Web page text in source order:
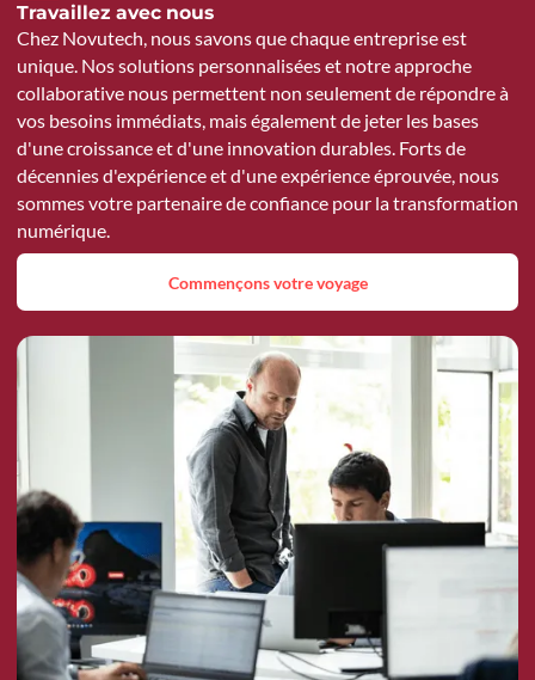
Travaillez avec nous
Chez Novutech, nous savons que chaque entreprise est
unique. Nos solutions personnalisées et notre approche
collaborative nous permettent non seulement de répondre à
vos besoins immédiats, mais également de jeter les bases
d'une croissance et d'une innovation durables. Forts de
décennies d'expérience et d'une expérience éprouvée, nous
sommes votre partenaire de confiance pour la transformation
numérique.
Commençons votre voyage